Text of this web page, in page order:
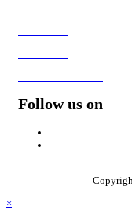
Follow us on
×